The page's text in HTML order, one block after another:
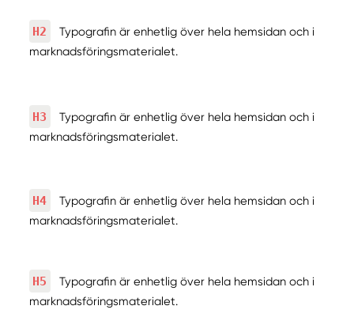
H2
Typografin är enhetlig över hela hemsidan och i
marknadsföringsmaterialet.
H3
Typografin är enhetlig över hela hemsidan och i
marknadsföringsmaterialet.
H4
Typografin är enhetlig över hela hemsidan och i
marknadsföringsmaterialet.
H5
Typografin är enhetlig över hela hemsidan och i
marknadsföringsmaterialet.